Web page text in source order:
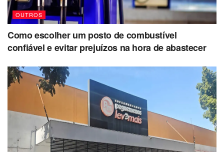
OUTROS
Como escolher um posto de combustível
confiável e evitar prejuízos na hora de abastecer